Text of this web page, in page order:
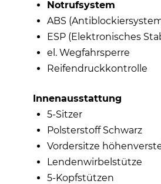
Notrufsystem
ABS
ESP (Elektronisches
el. Wegfahrsperre
Reifendruckkontrolle
Innenausstattung
5-Sitzer
Polsterstoff Schwarz
Vordersitze
Lendenwirbelstütze
5-Kopfstützen